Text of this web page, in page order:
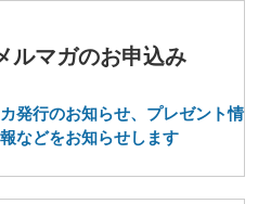
ルマガのお申込み
発行のお知らせ、プレゼント情
報などをお知らせします